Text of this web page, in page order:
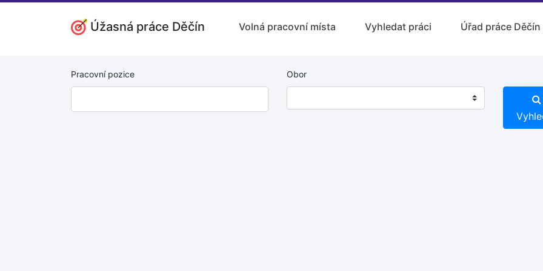
Úžasná práce Děčín Volná pracovní místa Vyhledat práci Úřad práce Děčín
Pracovní pozice Obor